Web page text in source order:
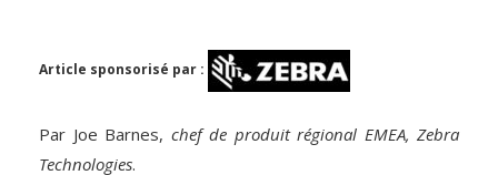
Article sponsorisé par :
Par Joe Barnes, chef de produit régional EMEA, Zebra
Technologies.